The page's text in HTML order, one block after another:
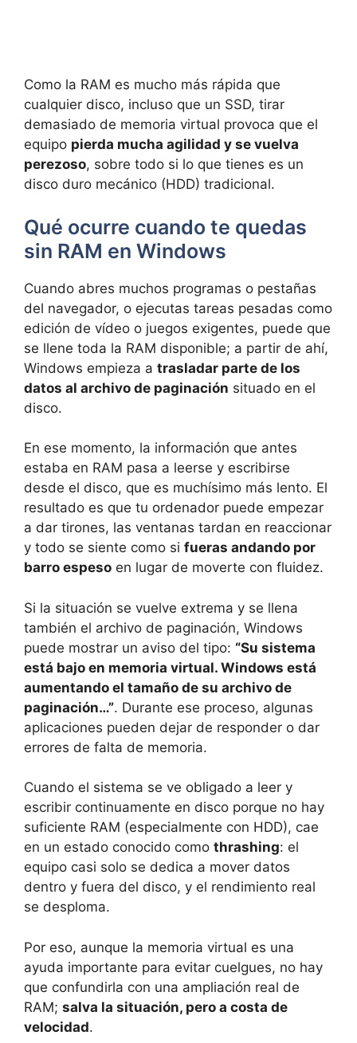
Como la RAM es mucho más rápida que
cualquier disco, incluso que un SSD, tirar
demasiado de memoria virtual provoca que el
equipo pierda mucha agilidad y se vuelva
perezoso, sobre todo si lo que tienes es un
disco duro mecánico (HDD) tradicional.
Qué ocurre cuando te quedas
sin RAM en Windows
Cuando abres muchos programas o pestañas
del navegador, o ejecutas tareas pesadas como
edición de vídeo o juegos exigentes, puede que
se llene toda la RAM disponible; a partir de ahí,
Windows empieza a trasladar parte de los
datos al archivo de paginación situado en el
disco.
En ese momento, la información que antes
estaba en RAM pasa a leerse y escribirse
desde el disco, que es muchísimo más lento. El
resultado es que tu ordenador puede empezar
a dar tirones, las ventanas tardan en reaccionar
y todo se siente como si fueras andando por
barro espeso en lugar de moverte con fluidez.
Si la situación se vuelve extrema y se llena
también el archivo de paginación, Windows
puede mostrar un aviso del tipo: “Su sistema
está bajo en memoria virtual. Windows está
aumentando el tamaño de su archivo de
paginación…”. Durante ese proceso, algunas
aplicaciones pueden dejar de responder o dar
errores de falta de memoria.
Cuando el sistema se ve obligado a leer y
escribir continuamente en disco porque no hay
suficiente RAM (especialmente con HDD), cae
en un estado conocido como thrashing: el
equipo casi solo se dedica a mover datos
dentro y fuera del disco, y el rendimiento real
se desploma.
Por eso, aunque la memoria virtual es una
ayuda importante para evitar cuelgues, no hay
que confundirla con una ampliación real de
RAM; salva la situación, pero a costa de
velocidad.